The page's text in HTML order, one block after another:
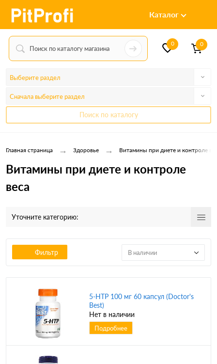
Каталог
0 0
Выберите раздел
Сначала выберите раздел
Поиск по каталогу
Главная страница → Здоровье → Витамины при диете и контроле
Витамины при диете и контроле
веса
Уточните категорию:
Фильтр В наличии
5-HTP 100 мг 60 капсул (Doctor's
Best)
Нет в наличии
Подробнее